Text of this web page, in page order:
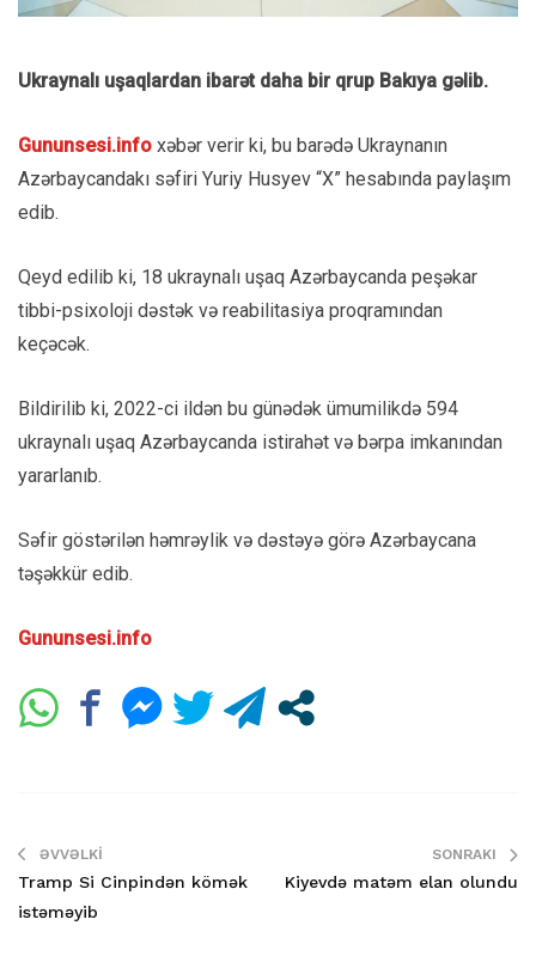
Ukraynalı uşaqlardan ibarət daha bir qrup Bakıya gəlib.
Gununsesi.info xəbər verir ki, bu barədə Ukraynanın
Azərbaycandakı səfiri Yuriy Husyev “X” hesabında paylaşım
edib.
Qeyd edilib ki, 18 ukraynalı uşaq Azərbaycanda peşəkar
tibbi-psixoloji dəstək və reabilitasiya proqramından
keçəcək.
Bildirilib ki, 2022-ci ildən bu günədək ümumilikdə 594
ukraynalı uşaq Azərbaycanda istirahət və bərpa imkanından
yararlanıb.
Səfir göstərilən həmrəylik və dəstəyə görə Azərbaycana
təşəkkür edib.
Gununsesi.info
ƏVVƏLKI
Tramp Si Cinpindən kömək
istəməyib
SONRAKI
Kiyevdə matəm elan olundu